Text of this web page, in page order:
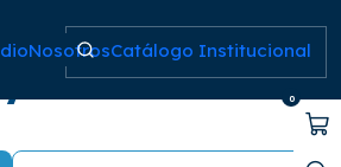
NosotrosCatálogo Institucional
0
thieves